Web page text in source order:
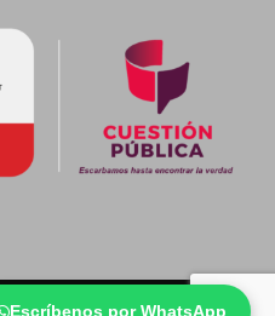
Escríbenos por WhatsApp
- Todos los derechos